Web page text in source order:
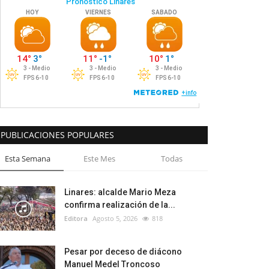
PUBLICACIONES POPULARES
Esta Semana Este Mes Todas
Linares: alcalde Mario Meza
confirma realización de la...
Editora Agosto 5, 2026 818
Pesar por deceso de diácono
Manuel Medel Troncoso